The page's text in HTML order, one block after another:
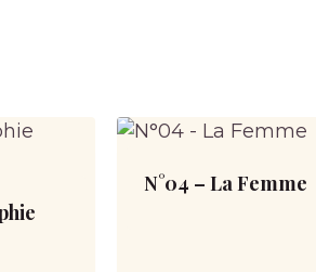
N°04 – La Femme